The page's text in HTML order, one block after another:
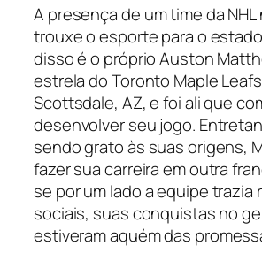
A presença de um time da NHL
trouxe o esporte para o
disso é o próprio Auston
estrela do Toronto Maple
Scottsdale, AZ, e foi ali que
desenvolver seu jogo.
sendo grato às suas origens,
fazer sua carreira em outra
se por um lado a equipe trazia
sociais, suas conquistas no
estiveram aquém das